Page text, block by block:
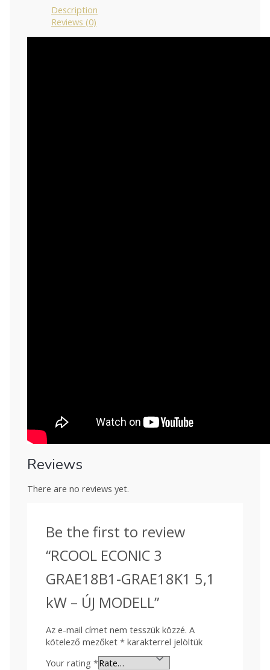
Description
Reviews (0)
Reviews
There are no reviews yet.
Be the first to review
“RCOOL ECONIC 3
GRAE18B1-GRAE18K1 5,1
kW – ÚJ MODELL”
Az e-mail címet nem tesszük közzé. A
kötelező mezőket* karakterrel jelöltük
Your rating*